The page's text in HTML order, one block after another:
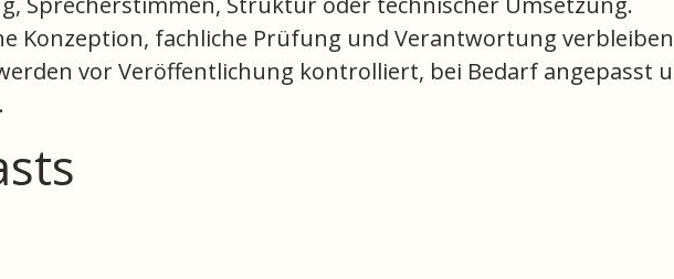
Konzeption, fachliche Prüfung und Verantwortung
vor Veröffentlichung kontrolliert, bei Bedarf angepasst